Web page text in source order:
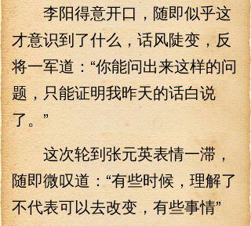
李阳得意开口，随即似乎这
才意识到了什么，话风陡变，反
将一军道：“你能问出来这样的问
题，只能证明我昨天的话白说
了。”
这次轮到张元英表情一滞，
随即微叹道：“有些时候，理解了
不代表可以去改变，有些事情”